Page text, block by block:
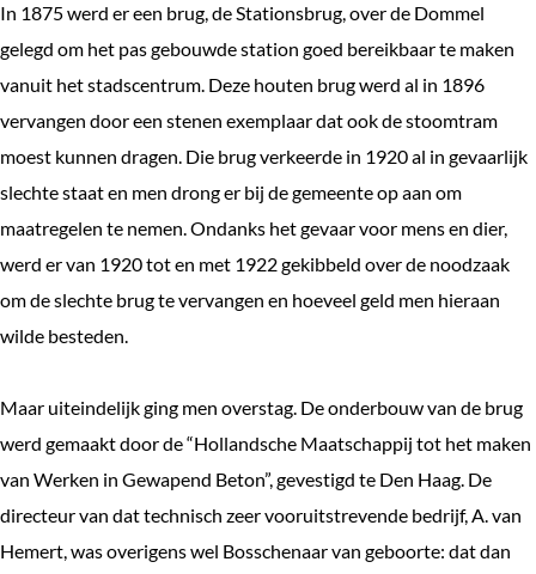
In 1875 werd er een brug, de Stationsbrug, over de Dommel
gelegd om het pas gebouwde station goed bereikbaar te maken
vanuit het stadscentrum. Deze houten brug werd al in 1896
vervangen door een stenen exemplaar dat ook de stoomtram
moest kunnen dragen. Die brug verkeerde in 1920 al in gevaarlijk
slechte staat en men drong er bij de gemeente op aan om
maatregelen te nemen. Ondanks het gevaar voor mens en dier,
werd er van 1920 tot en met 1922 gekibbeld over de noodzaak
om de slechte brug te vervangen en hoeveel geld men hieraan
wilde besteden.
Maar uiteindelijk ging men overstag. De onderbouw van de brug
werd gemaakt door de “Hollandsche Maatschappij tot het maken
van Werken in Gewapend Beton”, gevestigd te Den Haag. De
directeur van dat technisch zeer vooruitstrevende bedrijf, A. van
Hemert, was overigens wel Bosschenaar van geboorte: dat dan